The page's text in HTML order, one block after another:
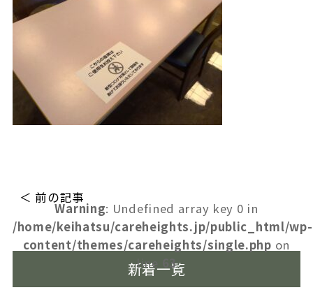
＜ 前の記事
Warning: Undefined array key 0 in
/home/keihatsu/careheights.jp/public_html/wp-
content/themes/careheights/single.php on
line
63
新着一覧